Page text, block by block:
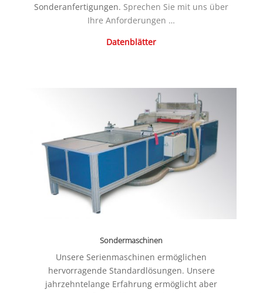
Sonderanfertigungen. Sprechen Sie mit uns über
Ihre Anforderungen …
Datenblätter
Sondermaschinen
Unsere Serienmaschinen ermöglichen
hervorragende Standardlösungen. Unsere
jahrzehntelange Erfahrung ermöglicht aber